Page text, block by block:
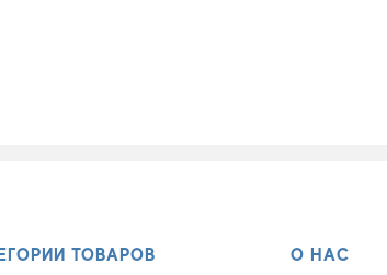
ТОВАРОВ О НАС